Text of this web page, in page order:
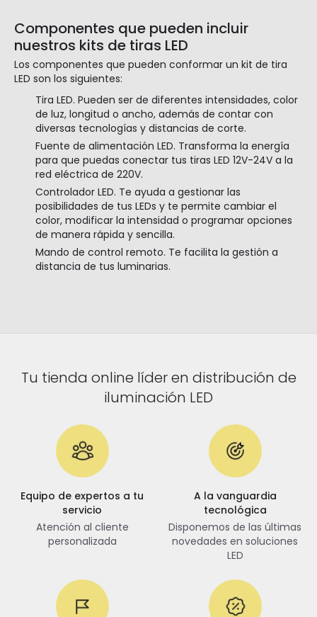
Componentes que pueden incluir
nuestros kits de tiras LED
Los componentes que pueden conformar un kit de tira
LED son los siguientes:
Tira LED. Pueden ser de diferentes intensidades, color
de luz, longitud o ancho, además de contar con
diversas tecnologías y distancias de corte.
Fuente de alimentación LED. Transforma la energía
para que puedas conectar tus tiras LED 12V-24V a la
red eléctrica de 220V.
Controlador LED. Te ayuda a gestionar las
posibilidades de tus LEDs y te permite cambiar el
color, modificar la intensidad o programar opciones
de manera rápida y sencilla.
Mando de control remoto. Te facilita la gestión a
distancia de tus luminarias.
Tu tienda online líder en distribución de
iluminación LED
Equipo de expertos a tu
servicio
Atención al cliente
personalizada
A la vanguardia
tecnológica
Disponemos de las últimas
novedades en soluciones
LED